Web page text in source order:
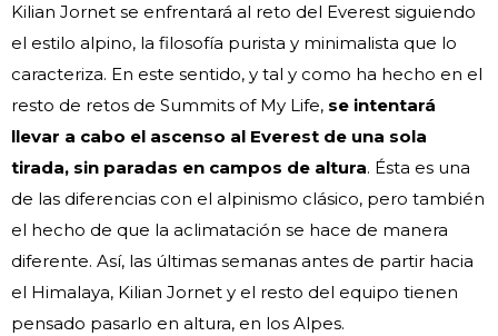
Kilian Jornet se enfrentará al reto del Everest siguiendo
el estilo alpino, la filosofía purista y minimalista que lo
caracteriza. En este sentido, y tal y como ha hecho en el
resto de retos de Summits of My Life, se intentará
llevar a cabo el ascenso al Everest de una sola
tirada, sin paradas en campos de altura. Ésta es una
de las diferencias con el alpinismo clásico, pero también
el hecho de que la aclimatación se hace de manera
diferente. Así, las últimas semanas antes de partir hacia
el Himalaya, Kilian Jornet y el resto del equipo tienen
pensado pasarlo en altura, en los Alpes.